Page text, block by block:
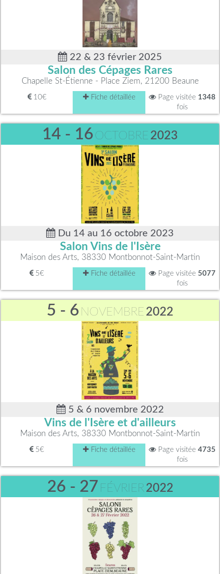
22 & 23 février 2025
Salon des Cépages Rares
Chapelle St-Étienne - Place Ziem, 21200 Beaune
10€ Fiche détaillée Page visitée 1348
fois
14 - 16 OCTOBRE 2023
Du 14 au 16 octobre 2023
Salon Vins de l'Isère
Maison des Arts, 38330 Montbonnot-Saint-Martin
5€ Fiche détaillée Page visitée 5077
fois
5 - 6 NOVEMBRE 2022
5 & 6 novembre 2022
Vins de l'Isère et d'ailleurs
Maison des Arts, 38330 Montbonnot-Saint-Martin
5€ Fiche détaillée Page visitée 4735
fois
26 - 27 FÉVRIER2022